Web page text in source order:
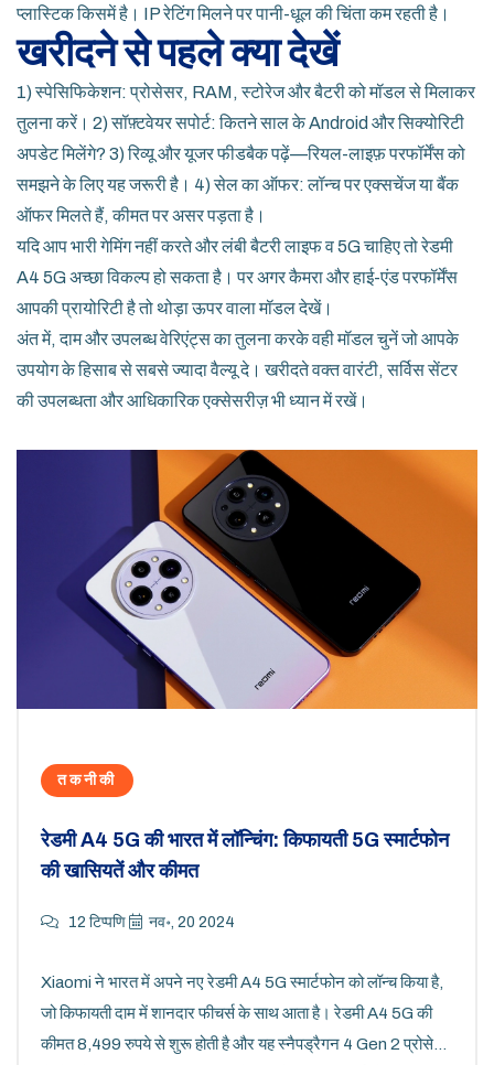
प्लास्टिक किसमें है। IP रेटिंग मिलने पर पानी-धूल की चिंता कम रहती है।
खरीदने से पहले क्या देखें
1) स्पेसिफिकेशन: प्रोसेसर, RAM, स्टोरेज और बैटरी को मॉडल से मिलाकर
तुलना करें। 2) सॉफ़्टवेयर सपोर्ट: कितने साल के Android और सिक्योरिटी
अपडेट मिलेंगे? 3) रिव्यू और यूजर फीडबैक पढ़ें—रियल-लाइफ़ परफॉर्मेंस को
समझने के लिए यह जरूरी है। 4) सेल का ऑफर: लॉन्च पर एक्सचेंज या बैंक
ऑफर मिलते हैं, कीमत पर असर पड़ता है।
यदि आप भारी गेमिंग नहीं करते और लंबी बैटरी लाइफ व 5G चाहिए तो रेडमी
A4 5G अच्छा विकल्प हो सकता है। पर अगर कैमरा और हाई-एंड परफॉर्मेंस
आपकी प्रायोरिटी है तो थोड़ा ऊपर वाला मॉडल देखें।
अंत में, दाम और उपलब्ध वेरिएंट्स का तुलना करके वही मॉडल चुनें जो आपके
उपयोग के हिसाब से सबसे ज्यादा वैल्यू दे। खरीदते वक्त वारंटी, सर्विस सेंटर
की उपलब्धता और आधिकारिक एक्सेसरीज़ भी ध्यान में रखें।
तकनीकी
रेडमी A4 5G की भारत में लॉन्चिंग: किफायती 5G स्मार्टफोन
की खासियतें और कीमत
12 टिप्पणि नव॰, 20 2024
Xiaomi ने भारत में अपने नए रेडमी A4 5G स्मार्टफोन को लॉन्च किया है,
जो किफायती दाम में शानदार फीचर्स के साथ आता है। रेडमी A4 5G की
कीमत 8,499 रुपये से शुरू होती है और यह स्नैपड्रैगन 4 Gen 2 प्रोसेसर